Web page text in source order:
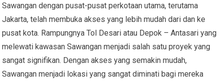
Sawangan dengan pusat-pusat perkotaan utama, terutama
Jakarta, telah membuka akses yang lebih mudah dari dan ke
pusat kota. Rampungnya Tol Desari atau Depok – Antasari yang
melewati kawasan Sawangan menjadi salah satu proyek yang
sangat signifikan. Dengan akses yang semakin mudah,
Sawangan menjadi lokasi yang sangat diminati bagi mereka